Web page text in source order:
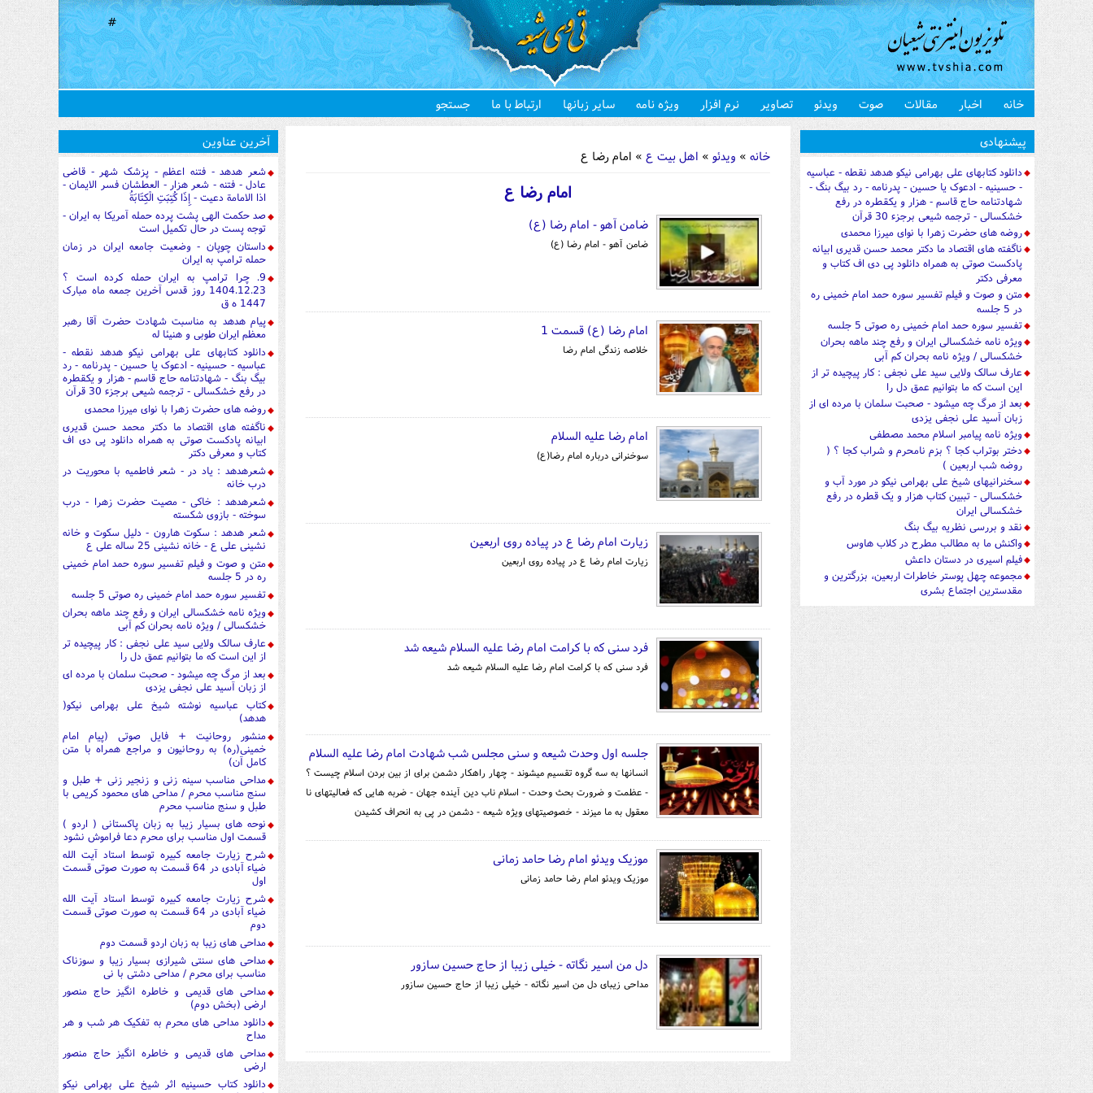
#
خانه اخبار مقالات صوت ویدئو تصاویر نرم افزار ویژه نامه سایر زبانها ارتباط با ما جستجو
خانه » ویدئو » اهل بیت ع » امام رضا ع
امام رضا ع
ضامن آهو - امام رضا (ع)
ضامن آهو - امام رضا (ع)
امام رضا (ع) قسمت 1
خلاصه زندگی امام رضا
امام رضا علیه السلام
سوخنرانی درباره امام رضا(ع)
زیارت امام رضا ع در پیاده روی اربعین
زیارت امام رضا ع در پیاده روی اربعین
فرد سنی که با کرامت امام رضا علیه السلام شیعه شد
فرد سنی که با کرامت امام رضا علیه السلام شیعه شد
جلسه اول وحدت شیعه و سنی مجلس شب شهادت امام رضا علیه السلام
انسانها به سه گروه تقسیم میشوند - چهار راهکار دشمن برای از بین بردن اسلام چیست ؟
- عظمت و ضرورت بحث وحدت - اسلام ناب دین آینده جهان - ضربه هایی که فعالیتهای نا
معقول به ما میزند - خصوصیتهای ویژه شیعه - دشمن در پی به انحراف کشیدن
موزیک ویدئو امام رضا حامد زمانی
موزیک ویدئو امام رضا حامد زمانی
دل من اسیر نگاته - خیلی زیبا از حاج حسین سازور
مداحی زیبای دل من اسیر نگاته - خیلی زیبا از حاج حسین سازور
آخرین عناوین
شعر هدهد - فتنه اعظم - پزشک شهر - قاضی
عادل - فتنه - شعر هزار - العطشان فسر الایمان -
اذا الامامة دعیت - إِذَا كُتِبَتِ الْكِتَابَةُ
صد حکمت الهی پشت پرده حمله آمریکا به ایران -
توجه پست در حال تکمیل است
داستان چوپان - وضعیت جامعه ایران در زمان
حمله ترامپ به ایران
9. چرا ترامپ به ایران حمله کرده است ؟
1404.12.23 روز قدس آخرین جمعه ماه مبارک
1447 ه ق
پیام هدهد به مناسبت شهادت حضرت آقا رهبر
معظم ایران طوبی و هنیئا له
دانلود کتابهای علی بهرامی نیکو هدهد نقطه -
عباسیه - حسینیه - ادعوک یا حسین - پدرنامه - رد
بیگ بنگ - شهادتنامه حاج قاسم - هزار و یکقطره
در رفع خشکسالی - ترجمه شیعی برجزء 30 قرآن
روضه های حضرت زهرا با نوای میرزا محمدی
ناگفته های اقتصاد ما دکتر محمد حسن قدیری
ابیانه پادکست صوتی به همراه دانلود پی دی اف
کتاب و معرفی دکتر
شعرهدهد : یاد در - شعر فاطمیه با محوریت در
درب خانه
شعرهدهد : خاکی - مصیت حضرت زهرا - درب
سوخته - بازوی شکسته
شعر هدهد : سکوت هارون - دلیل سکوت و خانه
نشینی علی ع - خانه نشینی 25 ساله علی ع
متن و صوت و فیلم تفسیر سوره حمد امام خمینی
ره در 5 جلسه
تفسیر سوره حمد امام خمینی ره صوتی 5 جلسه
ویژه نامه خشکسالی ایران و رفع چند ماهه بحران
خشکسالی / ویژه نامه بحران کم آبی
عارف سالک ولایی سید علی نجفی : کار پیچیده تر
از این است که ما بتوانیم عمق دل را
بعد از مرگ چه میشود - صحبت سلمان با مرده ای
از زبان آسید علی نجفی یزدی
کتاب عباسیه نوشته شیخ علی بهرامی نیکو(
هدهد)
منشور روحانیت + فایل صوتی (پیام امام
خمینی(ره) به روحانیون و مراجع همراه با متن
کامل آن)
مداحی مناسب سینه زنی و زنجیر زنی + طبل و
سنج مناسب محرم / مداحی های محمود کریمی با
طبل و سنج مناسب محرم
نوحه های بسیار زیبا به زبان پاکستانی ( اردو )
قسمت اول مناسب برای محرم دعا فراموش نشود
شرح زیارت جامعه کبیره توسط استاد آیت الله
ضیاء آبادی در 64 قسمت به صورت صوتی قسمت
اول
شرح زیارت جامعه کبیره توسط استاد آیت الله
ضیاء آبادی در 64 قسمت به صورت صوتی قسمت
دوم
مداحی های زیبا به زبان اردو قسمت دوم
مداحی های سنتی شیرازی بسیار زیبا و سوزناک
مناسب برای محرم / مداحی دشتی با نی
مداحی های قدیمی و خاطره انگیز حاج منصور
ارضی (بخش دوم)
دانلود مداحی های محرم به تفکیک هر شب و هر
مداح
مداحی های قدیمی و خاطره انگیز حاج منصور
ارضی
دانلود کتاب حسینیه اثر شیخ علی بهرامی نیکو
پیشنهادی
دانلود کتابهای علی بهرامی نیکو هدهد نقطه - عباسیه
- حسینیه - ادعوک یا حسین - پدرنامه - رد بیگ بنگ -
شهادتنامه حاج قاسم - هزار و یکقطره در رفع
خشکسالی - ترجمه شیعی برجزء 30 قرآن
روضه های حضرت زهرا با نوای میرزا محمدی
ناگفته های اقتصاد ما دکتر محمد حسن قدیری ابیانه
پادکست صوتی به همراه دانلود پی دی اف کتاب و
معرفی دکتر
متن و صوت و فیلم تفسیر سوره حمد امام خمینی ره
در 5 جلسه
تفسیر سوره حمد امام خمینی ره صوتی 5 جلسه
ویژه نامه خشکسالی ایران و رفع چند ماهه بحران
خشکسالی / ویژه نامه بحران کم آبی
عارف سالک ولایی سید علی نجفی : کار پیچیده تر از
این است که ما بتوانیم عمق دل را
بعد از مرگ چه میشود - صحبت سلمان با مرده ای از
زبان آسید علی نجفی یزدی
ویژه نامه پیامبر اسلام محمد مصطفی
دختر بوتراب کجا ؟ بزم نامحرم و شراب کجا ؟ (
روضه شب اربعین )
سخنرانیهای شیخ علی بهرامی نیکو در مورد آب و
خشکسالی - تببین کتاب هزار و یک قطره در رفع
خشکسالی ایران
نقد و بررسی نظریه بیگ بنگ
واکنش ما به مطالب مطرح در کلاب هاوس
فیلم اسیری در دستان داعش
مجموعه چهل پوستر خاطرات اربعین، بزرگترین و
مقدسترین اجتماع بشری